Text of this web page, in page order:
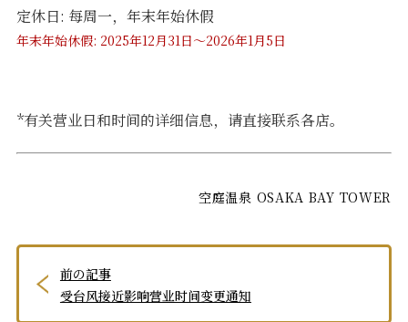
定休日: 每周一，年末年始休假
年末年始休假: 2025年12月31日～2026年1月5日
*有关营业日和时间的详细信息，请直接联系各店。
空庭温泉 OSAKA BAY TOWER
前の記事
受台风接近影响营业时间变更通知